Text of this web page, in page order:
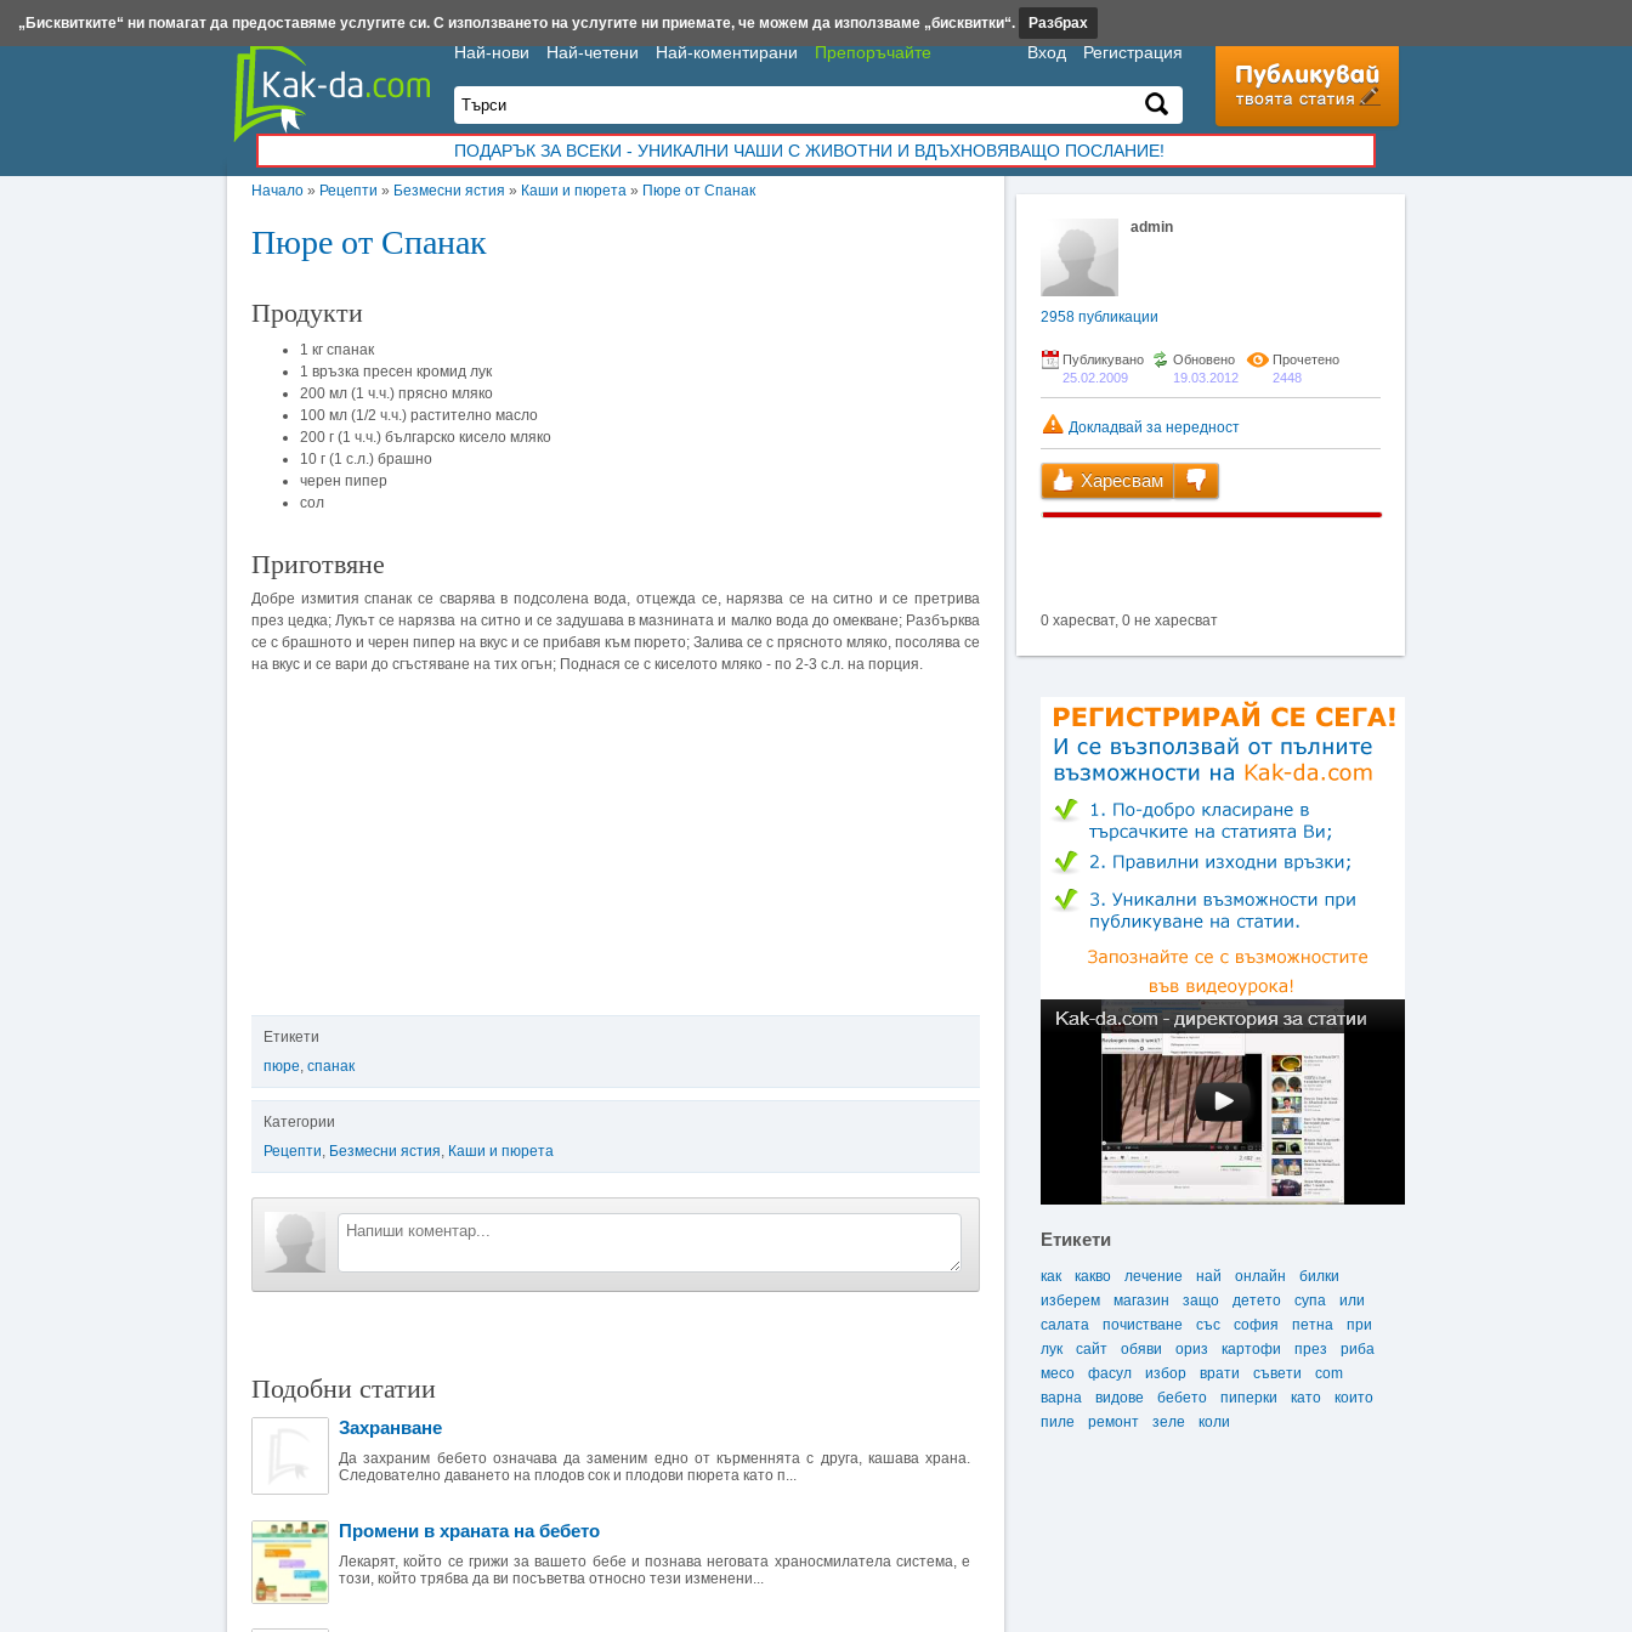
Начало » Рецепти » Безмесни ястия » Каши и пюрета » Пюре от Спанак
Пюре от Спанак
Продукти
1 кг спанак
1 връзка пресен кромид лук
200 мл (1 ч.ч.) прясно мляко
100 мл (1/2 ч.ч.) растително масло
200 г (1 ч.ч.) българско кисело мляко
10 г (1 с.л.) брашно
черен пипер
сол
Приготвяне
Добре измития спанак се сварява в подсолена вода, отцежда се, нарязва се на ситно и се претрива
през цедка; Лукът се нарязва на ситно и се задушава в мазнината и малко вода до омекване; Разбърква
се с брашното и черен пипер на вкус и се прибавя към пюрето; Залива се с прясното мляко, посолява се
на вкус и се вари до сгъстяване на тих огън; Поднася се с киселото мляко - по 2-3 с.л. на порция.
Етикети
пюре, спанак
Категории
Рецепти, Безмесни ястия, Каши и пюрета
Подобни статии
Захранване
Да захраним бебето означава да заменим едно от кърменнята с друга, кашава храна.
Следователно даването на плодов сок и плодови пюрета като п...
Промени в храната на бебето
Лекарят, който се грижи за вашето бебе и познава неговата храносмилатела система, е
този, който трябва да ви посъветва относно тези изменени...
admin
2958 публикации
Публикувано
25.02.2009
Обновено
19.03.2012
Прочетено
2448
Докладвай за нередност
Харесвам
0 харесват, 0 не харесват
Етикети
как какво лечение най онлайн
билки
изберем
магазин защо детето супа
или
салата
почистване със софия петна
при
лук
сайт обяви ориз картофи през
риба
месо
фасул избор врати съвети
com
варна
видове бебето пиперки като
които
пиле
ремонт зеле коли
Най-нови Най-четени Най-коментирани Препоръчайте Вход Регистрация
ПОДАРЪК ЗА ВСЕКИ - УНИКАЛНИ ЧАШИ С ЖИВОТНИ И ВДЪХНОВЯВАЩО ПОСЛАНИЕ!
Insert.bg Framar.bg Kak-da.com Iztochnik.com BauBau.bg NewAge.bg
„Бисквитките“ ни помагат да предоставяме услугите си. С използването на услугите ни приемате, че можем да използваме „бисквитки“. Разбрах